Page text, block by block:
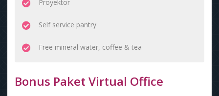
Proyektor
Self service pantry
Free mineral water, coffee & tea
Bonus Paket Virtual Office